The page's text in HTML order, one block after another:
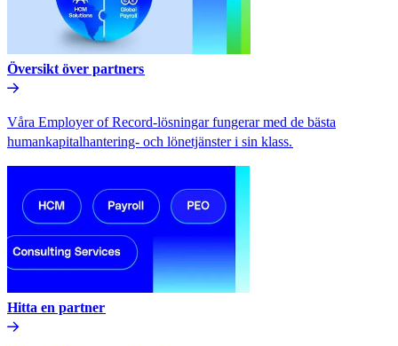
Översikt över partners​​
Våra Employer of Record-lösningar fungerar med de bästa
humankapitalhantering- och lönetjänster i sin klass.​​
Hitta en partner​​